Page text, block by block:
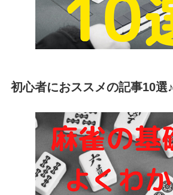
初心者におススメの記事10選♪